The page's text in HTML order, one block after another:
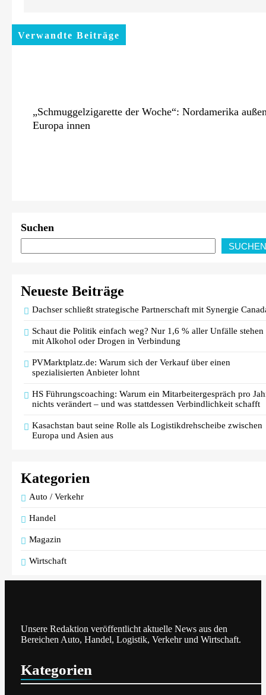
Verwandte Beiträge
„Schmuggelzigarette der Woche“: Nordamerika
Europa innen
2026 und baut integriertes Neo-Energy-
Lidl Deutschland Tour: Discounter macht Radrennen
zum Event für alle / Radsport-Highlight als Motivator
Ein Jahrzehnt jenseits aller Grenzen: AKKO feiert 10-
Suchen
SUCHEN
Neueste Beiträge
Dachser schließt strategische Partnerschaft mit Synergie
Schaut die Politik einfach weg? Nur 1,6 % aller Unfälle stehen
mit Alkohol oder Drogen in Verbindung
PVMarktplatz.de: Warum sich der Verkauf über einen
spezialisierten Anbieter lohnt
HS Führungscoaching: Warum ein Mitarbeitergespräch pro
nichts verändert – und was stattdessen Verbindlichkeit schafft
Kasachstan baut seine Rolle als Logistikdrehscheibe zwischen
Europa und Asien aus
Kategorien
Auto / Verkehr
Handel
Magazin
Wirtschaft
Unsere Redaktion veröffentlicht aktuelle News aus den
Bereichen Auto, Handel, Logistik, Verkehr und Wirtschaft.
Kategorien